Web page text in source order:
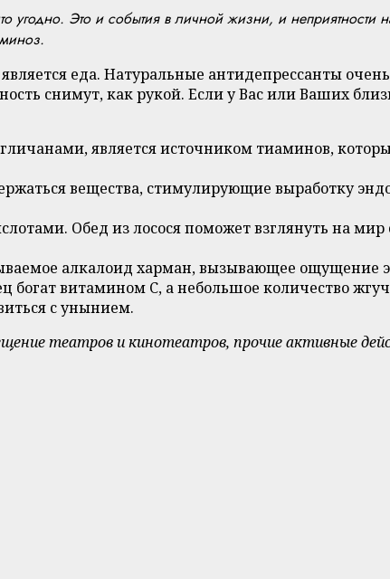
угодно. Это и события в личной жизни, и неприятности
еда. Натуральные антидепрессанты
снимут, как рукой. Если у Вас или Ваших
является источником тиаминов,
вещества, стимулирующие выработку
Обед из лосося поможет взглянуть на
алкалоид харман, вызывающее ощущение
богат витамином С, а небольшое количество
с унынием.
театров и кинотеатров, прочие активные